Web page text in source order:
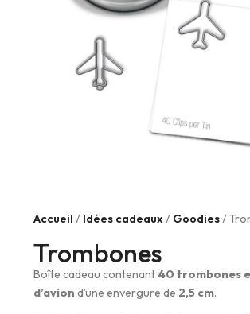
Accueil / Idées cadeaux/ Goodies/
Trombones
Boîte cadeau contenant 40 trombones
d’avion d’une envergure de 2,5 cm.